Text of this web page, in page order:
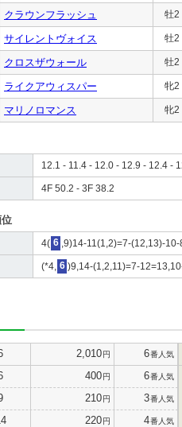
クラウンフラッシュ 牡2
サイレントヴォイス 牡2
クロスザウォール 牡2
ライクアウィスパー 牝2
マリノロマンス 牝2
12.1 - 11.4 - 12.0 - 12.9 - 12.4 -
4F 50.2 - 3F 38.2
4( 6 ,9)14-11(1,2)=7-(12,13)-
(*4, 6 )9,14-(1,2,11)=7-
2,010円 6番人気
400円 6番人気
210円 3番人気
220円 4番人気